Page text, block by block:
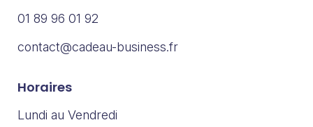
01 89 96 01 92
contact@cadeau-business.fr
Horaires
Lundi au Vendredi